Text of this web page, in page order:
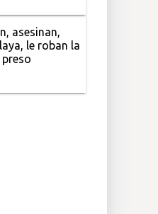
asesinan,
le roban la